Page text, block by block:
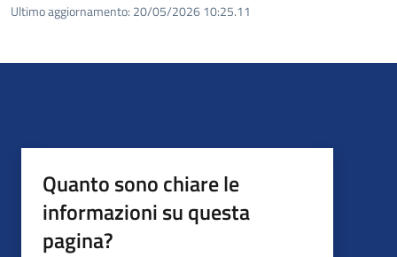
Ultimo aggiornamento: 20/05/2026 10:25.11
Quanto sono chiare le
informazioni su questa
pagina?